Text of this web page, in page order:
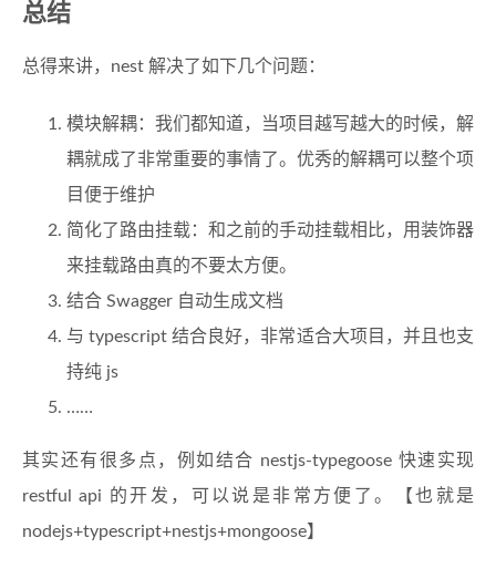
总结
总得来讲，nest 解决了如下几个问题：
模块解耦：我们都知道，当项目越写越大的时候，解
耦就成了非常重要的事情了。优秀的解耦可以整个项
目便于维护
简化了路由挂载：和之前的手动挂载相比，用装饰器
来挂载路由真的不要太方便。
结合 Swagger 自动生成文档
与 typescript 结合良好，非常适合大项目，并且也支
持纯 js
……
其实还有很多点，例如结合 nestjs-typegoose 快速实现
restful api 的开发，可以说是非常方便了。【也就是
nodejs+typescript+nestjs+mongoose】